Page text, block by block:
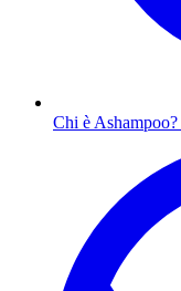
Chi è Ashampoo?